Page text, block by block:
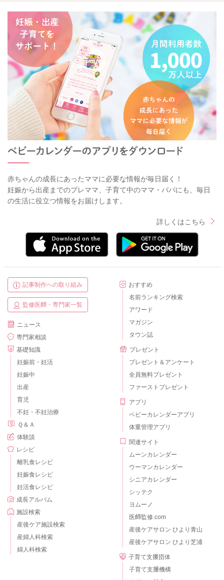
赤ちゃんの成長にあったママに必要な情報が毎日届く！
妊娠から出産までのプレママ、子育て中のママ・パパにも、毎日
の生活に役立つ情報をお届けします。
詳しくはこちら
記事制作への取り組み
監修医師・専門家一覧
ニュース
専門家相談
基礎知識
妊娠前・妊活
妊娠中
出産
育児
不妊・不妊治療
Ｑ＆Ａ
体験談
レシピ
離乳食レシピ
妊娠食レシピ
妊活食レシピ
成長アルバム
施設検索
産後ケア施設検索
産婦人科検索
婦人科検索
おすすめ
名前ランキング検索
アワード
マガジン
タウン誌
プレゼント
プレゼント＆アンケート
全員無料プレゼント
ファーストプレゼント
アプリ
ベビーカレンダーアプリ
体重管理アプリ
関連サイト
ムーンカレンダー
ウーマンカレンダー
シニアカレンダー
シッテク
ヨムーノ
医師監修.com
産後ケアサロン ひより青山
産後ケアサロン ひより芝浦
子育て支援団体
子育て支援機構